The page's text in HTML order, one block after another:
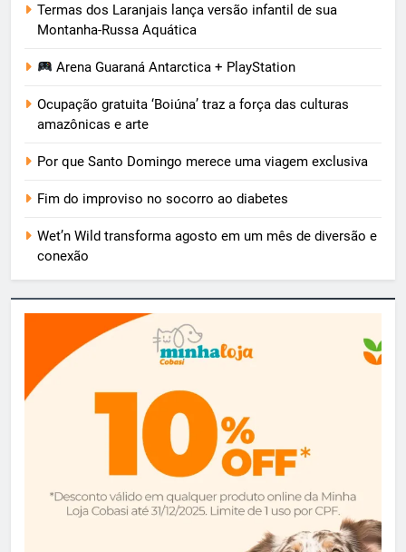
Termas dos Laranjais lança versão infantil de sua
Montanha-Russa Aquática
Arena Guaraná Antarctica + PlayStation
Ocupação gratuita ‘Boiúna’ traz a força das culturas
amazônicas e arte
Por que Santo Domingo merece uma viagem exclusiva
Fim do improviso no socorro ao diabetes
Wet’n Wild transforma agosto em um mês de diversão e
conexão